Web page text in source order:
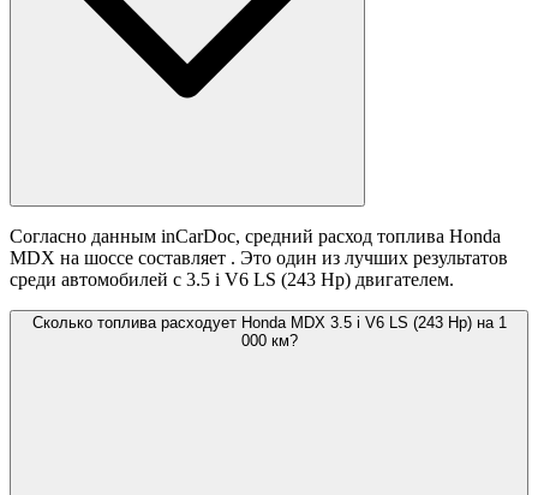
Согласно данным inCarDoc, средний расход топлива Honda
MDX на шоссе составляет . Это один из лучших результатов
среди автомобилей с 3.5 i V6 LS (243 Hp) двигателем.
Сколько топлива расходует Honda MDX 3.5 i V6 LS (243 Hp) на 1
000 км?